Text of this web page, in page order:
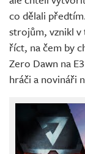
co dělali
strojům, vznikl v
říct, na čem by
Zero Dawn na
hráči a novináři